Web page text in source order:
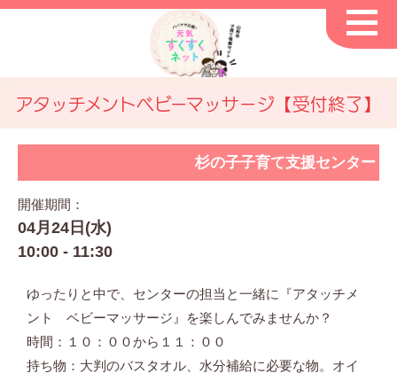
アタッチメントベビーマッサージ【受付終了】
杉の子子育て支援センター
開催期間：
04月24日(水)
10:00 - 11:30
ゆったりと中で、センターの担当と一緒に『アタッチメ
ント ベビーマッサージ』を楽しんでみませんか？
時間：１０：００から１１：００
持ち物：大判のバスタオル、水分補給に必要な物。オイ